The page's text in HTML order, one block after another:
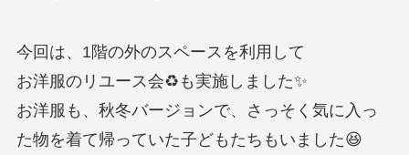
今回は、1階の外のスペースを利用して
お洋服のリユース会♻️も実施しました✨
お洋服も、秋冬バージョンで、さっそく気に入っ
た物を着て帰っていた子どもたちもいました😆